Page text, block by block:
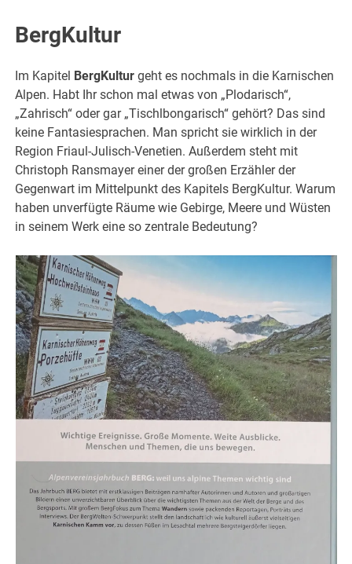
BergKultur
Im Kapitel BergKultur geht es nochmals in die Karnischen
Alpen. Habt Ihr schon mal etwas von „Plodarisch“,
„Zahrisch“ oder gar „Tischlbongarisch“ gehört? Das sind
keine Fantasiesprachen. Man spricht sie wirklich in der
Region Friaul-Julisch-Venetien. Außerdem steht mit
Christoph Ransmayer einer der großen Erzähler der
Gegenwart im Mittelpunkt des Kapitels BergKultur. Warum
haben unverfügte Räume wie Gebirge, Meere und Wüsten
in seinem Werk eine so zentrale Bedeutung?